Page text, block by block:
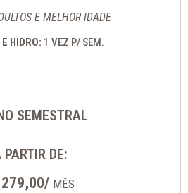
E MELHOR IDADE
HIDRO: 1 VEZ P/ SEM.
SEMESTRAL
PARTIR DE:
279,00/ MÊS